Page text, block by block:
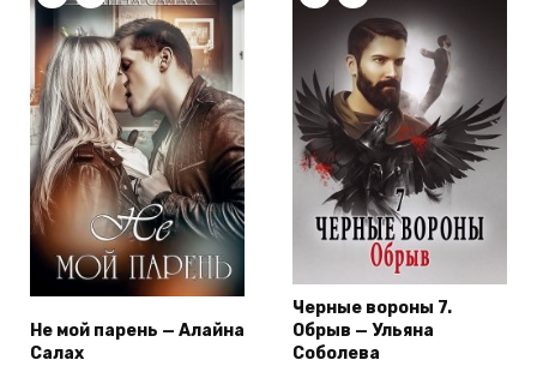
Не мой парень — Алайна
Салах
Черные вороны 7.
Обрыв — Ульяна
Соболева